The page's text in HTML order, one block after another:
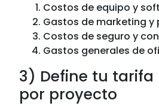
Costos de equipo y
Gastos de marketing y
Costos de seguro y
Gastos generales de
3) Define tu tarifa
por proyecto